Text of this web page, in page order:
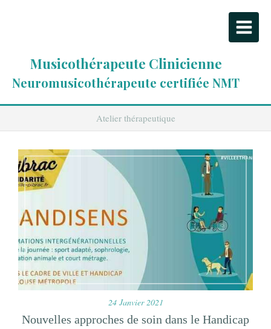
Musicothérapeute Clinicienne
Neuromusicothérapeute certifiée NMT
Atelier thérapeutique
24 Janvier 2021
Nouvelles approches de soin dans le Handicap